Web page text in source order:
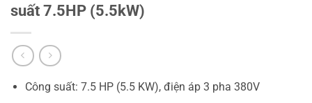
suất 7.5HP (5.5kW)
Công suất: 7.5 HP (5.5 KW), điện áp 3 pha 380V